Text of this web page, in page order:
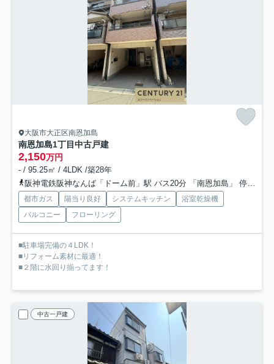
大阪市大正区南恩加島
南恩加島1丁目中古戸建
2,150万円
- / 95.25㎡ / 4LDK /築28年
阪神電鉄阪神なんば「ドーム前」駅 バス20分 「南恩加島」 停歩4分
都市ガス 陽当り良好 システムキッチン
浴室乾燥機
バルコニー
フローリング
■駐車場完備の４LDK！
■リフォーム素材に最適！
■２階に水回り揃ってます！
中古一戸建